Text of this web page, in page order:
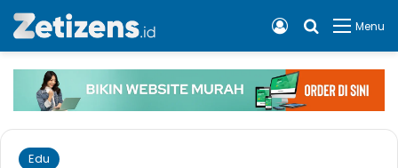
Menu
Cari apa,
Log In
Edu